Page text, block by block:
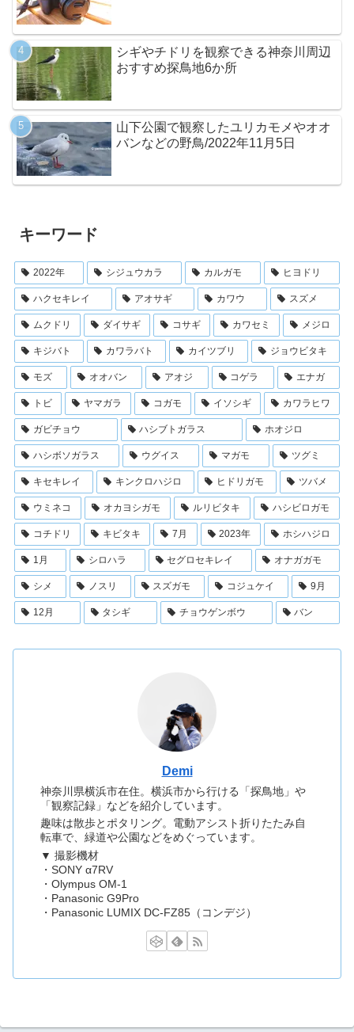
シギやチドリを観察できる神奈川周辺
おすすめ探鳥地6か所
山下公園で観察したユリカモメやオオ
バンなどの野鳥/2022年11月5日
キーワード
2022年 シジュウカラ カルガモ ヒヨドリ
ハクセキレイ アオサギ カワウ スズメ
ムクドリ ダイサギ コサギ カワセミ メジロ
キジバト カワラバト カイツブリ ジョウビタキ
モズ オオバン アオジ コゲラ エナガ
トビ ヤマガラ コガモ イソシギ カワラヒワ
ガビチョウ ハシブトガラス ホオジロ
ハシボソガラス ウグイス マガモ ツグミ
キセキレイ キンクロハジロ ヒドリガモ ツバメ
ウミネコ オカヨシガモ ルリビタキ ハシビロガモ
コチドリ キビタキ 7月 2023年 ホシハジロ
1月 シロハラ セグロセキレイ オナガガモ
シメ ノスリ スズガモ コジュケイ 9月
12月 タシギ チョウゲンボウ バン
Demi
神奈川県横浜市在住。横浜市から行ける「探鳥地」や
「観察記録」などを紹介しています。
趣味は散歩とポタリング。電動アシスト折りたたみ自
転車で、緑道や公園などをめぐっています。
▼ 撮影機材
・SONY α7RV
・Olympus OM-1
・Panasonic G9Pro
・Panasonic LUMIX DC-FZ85（コンデジ）